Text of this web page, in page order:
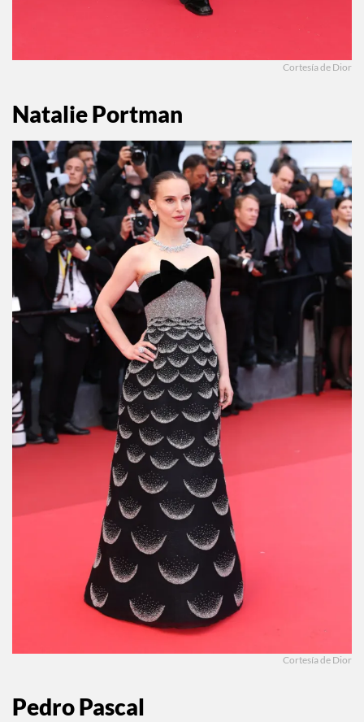
Cortesía de Dior
Natalie Portman
Cortesía de Dior
Pedro Pascal